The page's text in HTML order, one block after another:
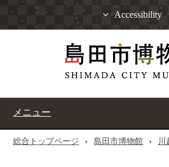
Accessibility
メニュー
総合トップページ › 島田市博物館 › 川